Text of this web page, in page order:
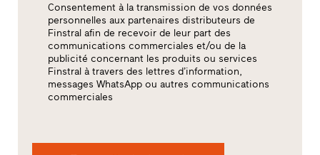
Consentement à la transmission de vos données
personnelles aux partenaires distributeurs de
Finstral afin de recevoir de leur part des
communications commerciales et/ou de la
publicité concernant les produits ou services
Finstral à travers des lettres d’information,
messages WhatsApp ou autres communications
commerciales